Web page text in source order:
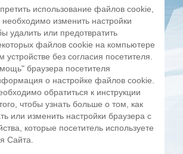
использование файлов cookie,
изменить настройки
удалить или предотвратить
файлов cookie на компьютере
без согласия посетителя.
браузера посетителя
о настройке файлов cookie.
обратиться к инструкции
чтобы узнать больше о том, как
или изменить настройки браузера с
которые посетитель используете
Сайта.